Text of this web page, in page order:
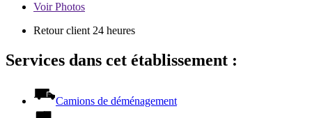
VoirPhotos
Retour client 24 heures
Services dans cet établissement :
Camions de déménagement